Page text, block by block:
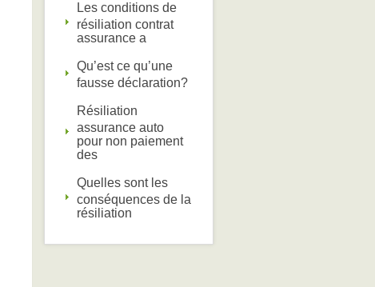
Les conditions de
résiliation contrat
assurance a
Qu’est ce qu’une
fausse déclaration?
Résiliation
assurance auto
pour non paiement
des
Quelles sont les
conséquences de la
résiliation